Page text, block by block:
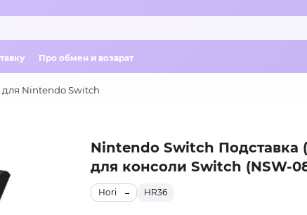
Про обмен и возврат
для Nintendo Switch
Nintendo Switch Подставка
для консоли Switch (NSW-
HR36
Hori